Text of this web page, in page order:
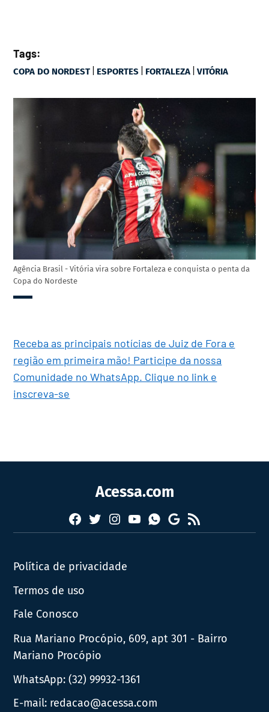
Tags:
COPA DO NORDEST | ESPORTES | FORTALEZA |VITÓRIA
Agência Brasil - Vitória vira sobre Fortaleza e conquista o penta da
Copa do Nordeste
Receba as principais notícias de Juiz de Fora e
região em primeira mão! Participe da nossa
Comunidade no WhatsApp. Clique no link e
inscreva-se
Acessa.com
Facebook
TwitterInstagram
YouTubeWhatsapp
Google
News
RSS
Política de privacidade
Termos de uso
Fale Conosco
Rua Mariano Procópio, 609, apt 301 - Bairro
Mariano Procópio
WhatsApp:(32) 99932-1361
E-mail: redacao@acessa.com